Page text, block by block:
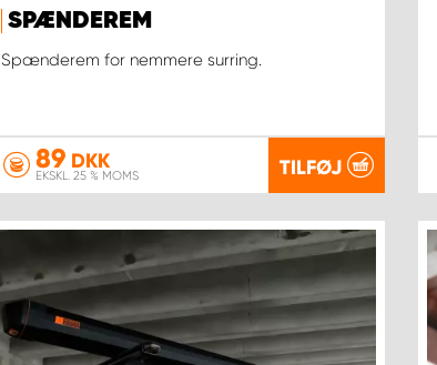
SPÆNDEREM
Spænderem for nemmere surring.
89DKK
EKSKL. 25 % MOMS TILFØJ